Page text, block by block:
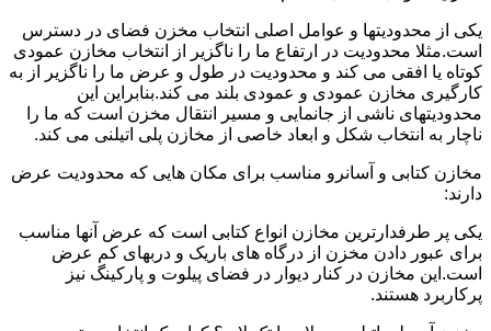
یکی از محدودیتها و عوامل اصلی انتخاب مخزن فضای در دسترس
است.مثلا محدودیت در ارتفاع ما را ناگزیر از انتخاب مخازن عمودی
کوتاه یا افقی می کند و محدودیت در طول و عرض ما را ناگزیر از به
کارگیری مخازن عمودی و عمودی بلند می کند.بنابراین این
محدودیتهای ناشی از جانمایی و مسیر انتقال مخزن است که ما را
ناچار به انتخاب شکل و ابعاد خاصی از مخازن پلی اتیلنی می کند.
مخازن کتابی و آسانرو مناسب برای مکان هایی که محدودیت عرض
دارند:
یکی پر طرفدارترین مخازن انواع کتابی است که عرض آنها مناسب
برای عبور دادن مخزن از درگاه های باریک و دربهای کم عرض
است.این مخازن در کنار دیوار در فضای پیلوت و پارکینگ نیز
پرکاربرد هستند.